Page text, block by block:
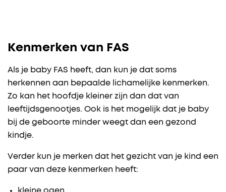
Kenmerken van FAS
Als je baby FAS heeft, dan kun je dat soms
herkennen aan bepaalde lichamelijke kenmerken.
Zo kan het hoofdje kleiner zijn dan dat van
leeftijdsgenootjes. Ook is het mogelijk dat je baby
bij de geboorte minder weegt dan een gezond
kindje.
Verder kun je merken dat het gezicht van je kind een
paar van deze kenmerken heeft: